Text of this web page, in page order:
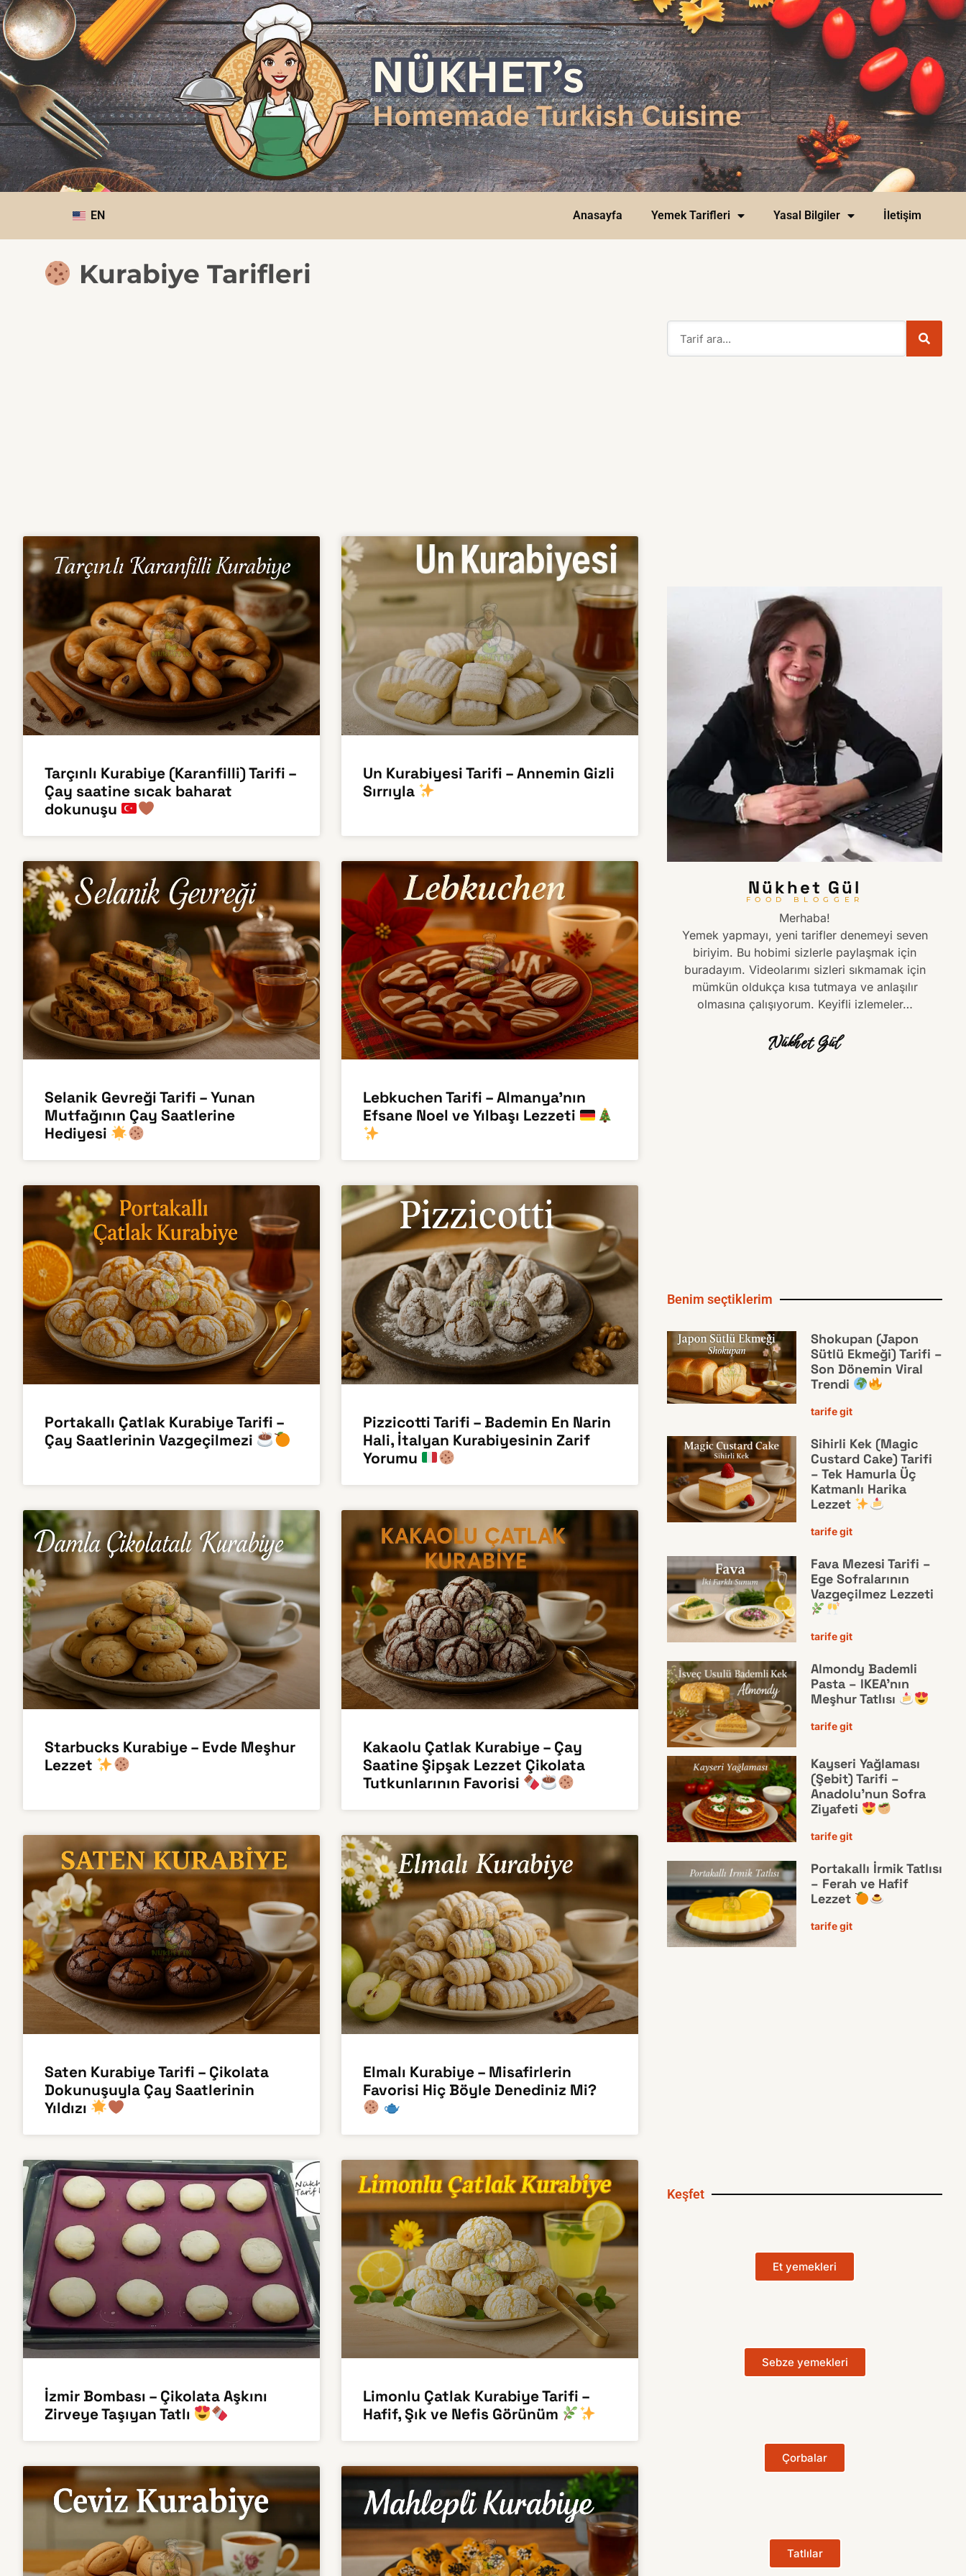
EN Anasayfa Yemek Tarifleri Yasal Bilgiler İletişim
Kurabiye Tarifleri
Tarçınlı Kurabiye (Karanfilli) Tarifi –
Çay saatine sıcak baharat
dokunuşu
Un Kurabiyesi Tarifi – Annemin Gizli
Sırrıyla
Selanik Gevreği Tarifi – Yunan
Mutfağının Çay Saatlerine
Hediyesi
Lebkuchen Tarifi – Almanya’nın
Efsane Noel ve Yılbaşı Lezzeti
Portakallı Çatlak Kurabiye Tarifi –
Çay Saatlerinin Vazgeçilmezi
Pizzicotti Tarifi – Bademin En Narin
Hali, İtalyan Kurabiyesinin Zarif
Yorumu
Starbucks Kurabiye – Evde Meşhur
Lezzet
Kakaolu Çatlak Kurabiye – Çay
Saatine Şipşak Lezzet Çikolata
Tutkunlarının Favorisi
Saten Kurabiye Tarifi – Çikolata
Dokunuşuyla Çay Saatlerinin
Yıldızı
Elmalı Kurabiye – Misafirlerin
Favorisi Hiç Böyle Denediniz Mi?
İzmir Bombası – Çikolata Aşkını
Zirveye Taşıyan Tatlı
Limonlu Çatlak Kurabiye Tarifi –
Hafif, Şık ve Nefis Görünüm
Nükhet Gül
FOOD BLOGGER
Merhaba!
Yemek yapmayı, yeni tarifler denemeyi seven
biriyim. Bu hobimi sizlerle paylaşmak için
buradayım. Videolarımı sizleri sıkmamak için
mümkün oldukça kısa tutmaya ve anlaşılır
olmasına çalışıyorum. Keyifli izlemeler…
Nükhet Gül
Benim seçtiklerim
Shokupan (Japon
Sütlü Ekmeği) Tarifi –
Son Dönemin Viral
Trendi
tarife git
Sihirli Kek (Magic
Custard Cake) Tarifi
– Tek Hamurla Üç
Katmanlı Harika
Lezzet
tarife git
Fava Mezesi Tarifi –
Ege Sofralarının
Vazgeçilmez Lezzeti
tarife git
Almondy Bademli
Pasta – IKEA’nın
Meşhur Tatlısı
tarife git
Kayseri Yağlaması
(Şebit) Tarifi –
Anadolu’nun Sofra
Ziyafeti
tarife git
Portakallı İrmik Tatlısı
– Ferah ve Hafif
Lezzet
tarife git
Keşfet
Et yemekleri
Sebze yemekleri
Çorbalar
Tatlılar